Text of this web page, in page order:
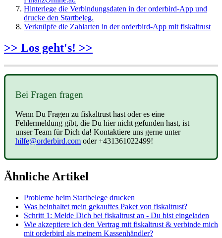
Hinterlege die Verbindungsdaten in der orderbird-App und
drucke den Startbeleg.
Verknüpfe die Zahlarten in der orderbird-App mit fiskaltrust
>> Los geht's! >>
Bei Fragen fragen
Wenn Du Fragen zu fiskaltrust hast oder es eine
Fehlermeldung gibt, die Du hier nicht gefunden hast, ist
unser Team für Dich da! Kontaktiere uns gerne unter
hilfe@orderbird.com oder +431361022499!
Ähnliche Artikel
Probleme beim Startbelege drucken
Was beinhaltet mein gekauftes Paket von fiskaltrust?
Schritt 1: Melde Dich bei fiskaltrust an - Du bist eingeladen
Wie akzeptiere ich den Vertrag mit fiskaltrust & verbinde mich
mit orderbird als meinem Kassenhändler?